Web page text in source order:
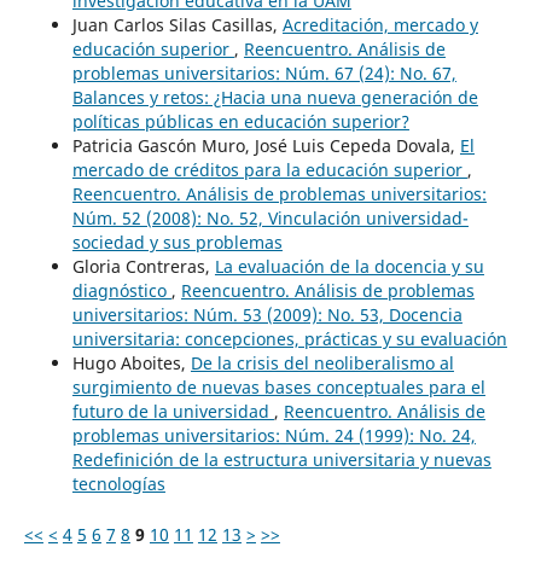
Juan Carlos Silas Casillas, Acreditación, mercado y
educación superior , Reencuentro. Análisis de
problemas universitarios: Núm. 67 (24): No. 67,
Balances y retos: ¿Hacia una nueva generación de
políticas públicas en educación superior?
Patricia Gascón Muro, José Luis Cepeda Dovala, El
mercado de créditos para la educación superior ,
Reencuentro. Análisis de problemas universitarios:
Núm. 52 (2008): No. 52, Vinculación universidad-
sociedad y sus problemas
Gloria Contreras, La evaluación de la docencia y su
diagnóstico , Reencuentro. Análisis de problemas
universitarios: Núm. 53 (2009): No. 53, Docencia
universitaria: concepciones, prácticas y su evaluación
Hugo Aboites, De la crisis del neoliberalismo al
surgimiento de nuevas bases conceptuales para el
futuro de la universidad , Reencuentro. Análisis de
problemas universitarios: Núm. 24 (1999): No. 24,
Redefinición de la estructura universitaria y nuevas
tecnologías
<< < 4 5 6 7 8 9 10 11 12 13 > >>